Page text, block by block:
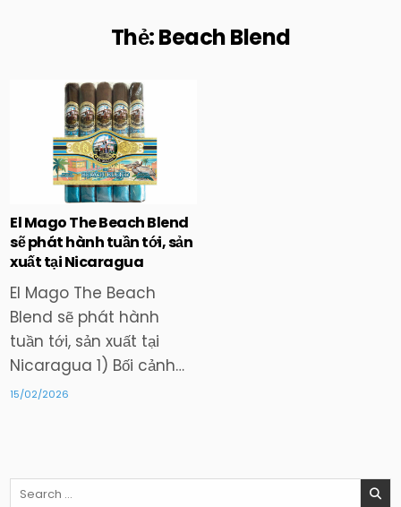
Thẻ:Beach Blend
Posted
in
El Mago The Beach Blend
sẽ phát hành tuần tới, sản
xuất tại Nicaragua
El Mago The Beach
Blend sẽ phát hành
tuần tới, sản xuất tại
Nicaragua 1) Bối cảnh…
15/02/2026
Search